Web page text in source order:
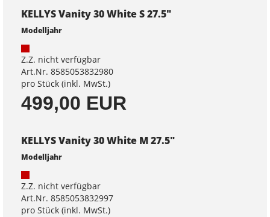
KELLYS Vanity 30 White S 27.5"
Modelljahr
Z.Z. nicht verfügbar
Art.Nr. 8585053832980
pro Stück (inkl. MwSt.)
499,00 EUR
KELLYS Vanity 30 White M 27.5"
Modelljahr
Z.Z. nicht verfügbar
Art.Nr. 8585053832997
pro Stück (inkl. MwSt.)